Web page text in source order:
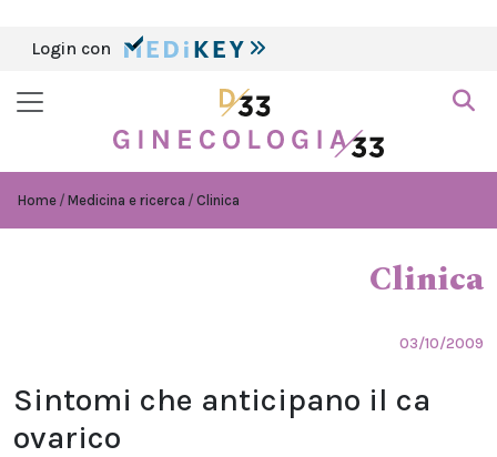
Login con
Home Medicina e ricerca Clinica
Clinica
03/10/2009
Sintomi che anticipano il ca
ovarico